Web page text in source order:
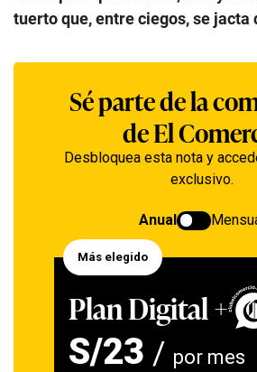
tuerto que, entre ciegos, se jacta